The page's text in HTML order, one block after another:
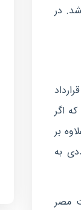
در
بهانه قرارداد
اگر
بر
به
مصر